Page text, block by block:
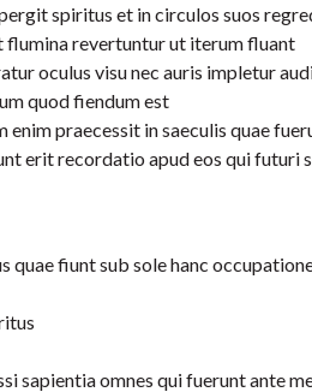
spiritus et in circulos suos
flumina revertuntur ut iterum fluant
oculus visu nec auris impletur
quod fiendum est
praecessit in saeculis quae
erit recordatio apud eos qui futuri
quae fiunt sub sole hanc
sapientia omnes qui fuerunt ante